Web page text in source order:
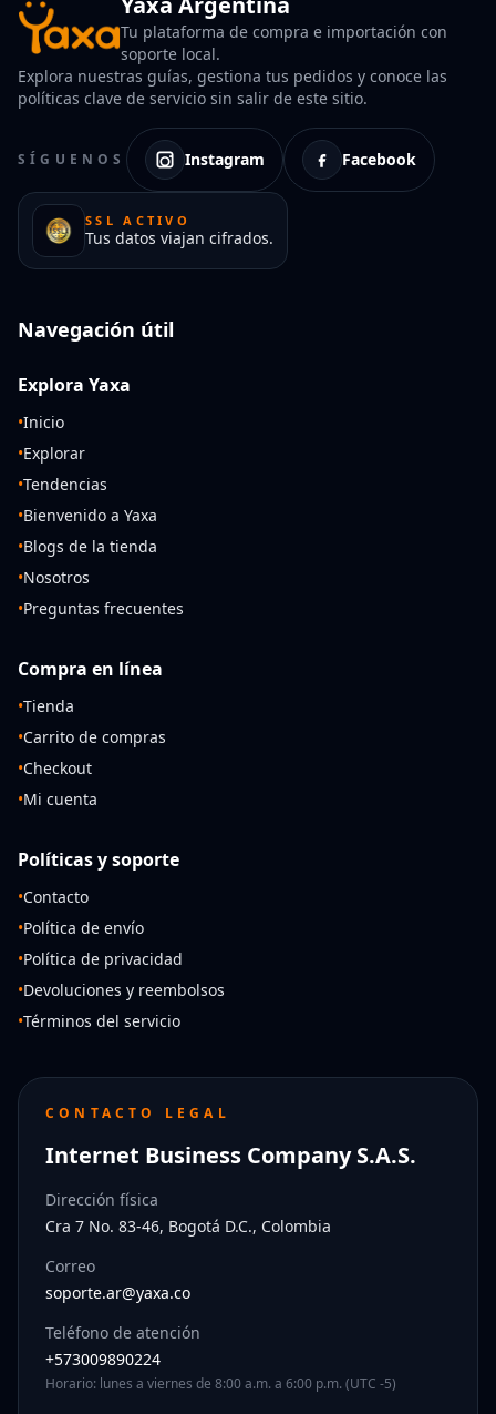
Tu plataforma de compra e importación con
soporte local.
Explora nuestras guías, gestiona tus pedidos y conoce las
políticas clave de servicio sin salir de este sitio.
SÍGUENOS Instagram Facebook
SSL ACTIVO
Tus datos viajan cifrados.
Navegación útil
Explora Yaxa
•Inicio
•Explorar
•Tendencias
•Bienvenido a Yaxa
•Blogs de la tienda
•Nosotros
•Preguntas frecuentes
Compra en línea
•Tienda
•Carrito de compras
•Checkout
•Mi cuenta
Políticas y soporte
•Contacto
•Política de envío
•Política de privacidad
•Devoluciones y reembolsos
•Términos del servicio
CONTACTO LEGAL
Internet Business Company S.A.S.
Dirección física
Cra 7 No. 83-46, Bogotá D.C., Colombia
Correo
soporte.ar@yaxa.co
Teléfono de atención
+573009890224
Horario: lunes a viernes de 8:00 a.m. a 6:00 p.m. (UTC -5)